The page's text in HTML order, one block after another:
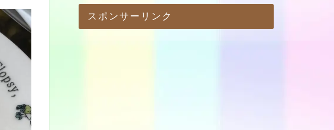
スポンサーリンク